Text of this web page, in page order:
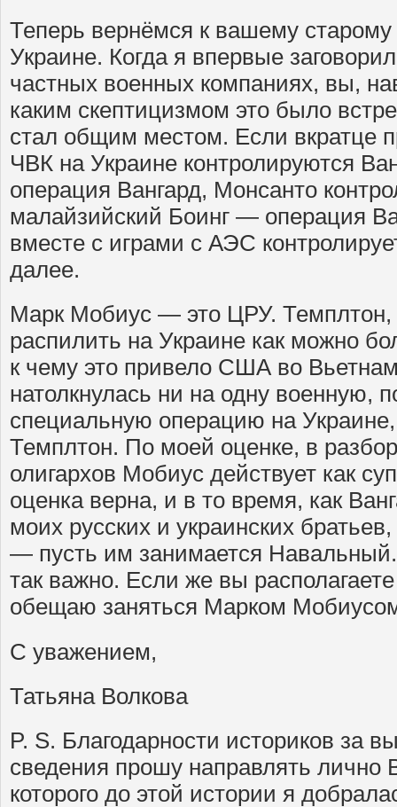
Теперь вернёмся к вашему
Украине. Когда я впервые
частных военных компаниях, вы,
каким скептицизмом это было
стал общим местом. Если вкратце
ЧВК на Украине контролируются
операция Вангард, Монсанто
малайзийский Боинг — операция
вместе с играми с АЭС
далее.
Марк Мобиус — это ЦРУ. Темплтон,
распилить на Украине как можно
к чему это привело США во
натолкнулась ни на одну военную,
специальную операцию на Украине,
Темплтон. По моей оценке, в
олигархов Мобиус действует как
оценка верна, и в то время, как
моих русских и украинских
— пусть им занимается
так важно. Если же вы
обещаю заняться Марком
С уважением,
Татьяна Волкова
P. S. Благодарности историков за
сведения прошу направлять лично
которого до этой истории я